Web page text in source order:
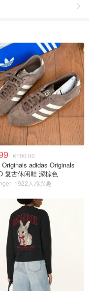
€100.00
adidas Originals
复古休闲鞋 深棕色
1922人感兴趣